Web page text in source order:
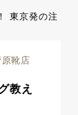
靴店
教え